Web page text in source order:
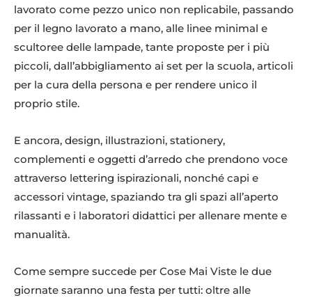
lavorato come pezzo unico non replicabile, passando
per il legno lavorato a mano, alle linee minimal e
scultoree delle lampade, tante proposte per i più
piccoli, dall’abbigliamento ai set per la scuola, articoli
per la cura della persona e per rendere unico il
proprio stile.
E ancora, design, illustrazioni, stationery,
complementi e oggetti d’arredo che prendono voce
attraverso lettering ispirazionali, nonché capi e
accessori vintage, spaziando tra gli spazi all’aperto
rilassanti e i laboratori didattici per allenare mente e
manualità.
Come sempre succede per Cose Mai Viste le due
giornate saranno una festa per tutti: oltre alle